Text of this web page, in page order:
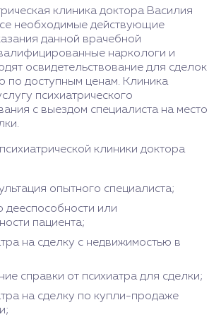
клиника доктора Василия
необходимые действующие
данной врачебной
наркологи и
освидетельствование для сделок
по доступным ценам. Клиника
психиатрического
с выездом специалиста на место
клиники доктора
опытного специалиста;
дееспособности или
пациента;
на сделку с недвижимостью в
справки от психиатра для сделки;
на сделку по купли-продаже